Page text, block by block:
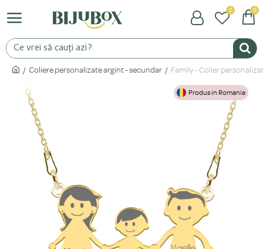
0 0
Coliere personalizate argint - secundar Family - Colier
Produs in Romania